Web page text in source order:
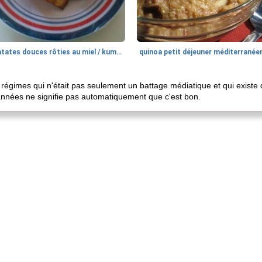
patates douces rôties au miel / kumara quinoa petit déjeuner
qui n'était pas seulement un battage médiatique et qui
ne signifie pas automatiquement que c'est bon.